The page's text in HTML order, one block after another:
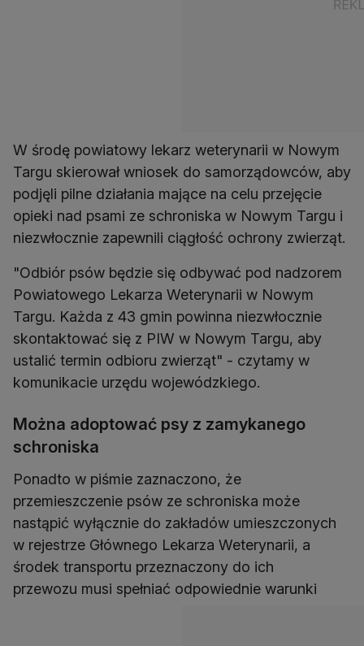
W środę powiatowy lekarz weterynarii w Nowym
Targu skierował wniosek do samorządowców, aby
podjęli pilne działania mające na celu przejęcie
opieki nad psami ze schroniska w Nowym Targu i
niezwłocznie zapewnili ciągłość ochrony zwierząt.
"Odbiór psów będzie się odbywać pod nadzorem
Powiatowego Lekarza Weterynarii w Nowym
Targu. Każda z 43 gmin powinna niezwłocznie
skontaktować się z PIW w Nowym Targu, aby
ustalić termin odbioru zwierząt" - czytamy w
komunikacie urzędu wojewódzkiego.
Można adoptować psy z zamykanego
schroniska
Ponadto w piśmie zaznaczono, że
przemieszczenie psów ze schroniska może
nastąpić wyłącznie do zakładów umieszczonych
w rejestrze Głównego Lekarza Weterynarii, a
środek transportu przeznaczony do ich
przewozu musi spełniać odpowiednie warunki